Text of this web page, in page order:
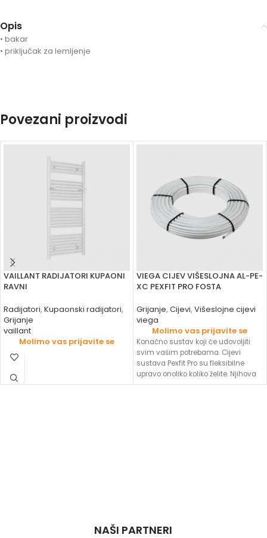
Opis
• bakar
• priključak za lemljenje
Povezani proizvodi
VAILLANT RADIJATORI KUPAONI
RAVNI
Radijatori, Kupaonski radijatori,
Grijanje
vaillant
Molimo vas prijavite se
VIEGA CIJEV VIŠESLOJNA AL-PE-
XC PEXFIT PRO FOSTA
Grijanje, Cijevi, Višeslojne cijevi
viega
Molimo vas prijavite se
Konačno sustav koji će udovoljiti
svim vašim potrebama. Cijevi
sustava Pexfit Pro su fleksibilne
upravo onoliko koliko želite. Njihova
će dugotrajnost
NAŠI PARTNERI